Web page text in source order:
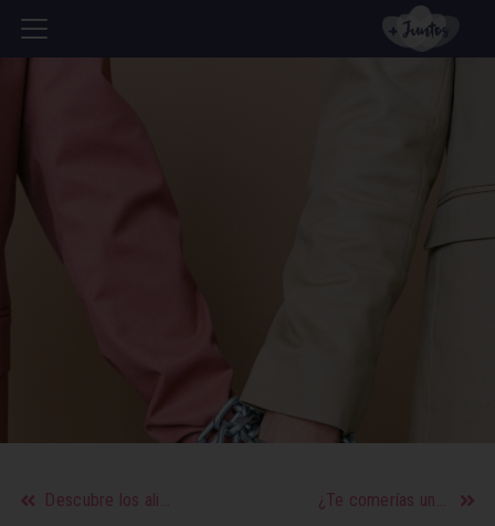
Descubre los alimentos que te ayudarán a prevenir la inflamación ¿Te comerías un ajo diario en ayunas? descubre sus beneficios